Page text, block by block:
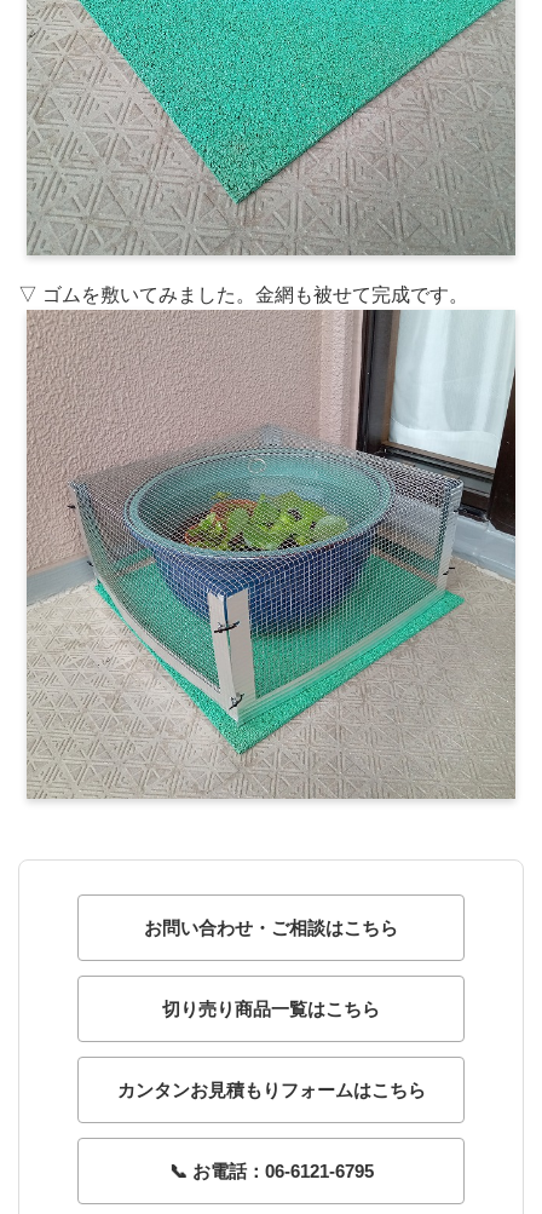
▽ ゴムを敷いてみました。金網も被せて完成です。
お問い合わせ・ご相談はこちら
切り売り商品一覧はこちら
カンタンお見積もりフォームはこちら
📞 お電話：06-6121-6795